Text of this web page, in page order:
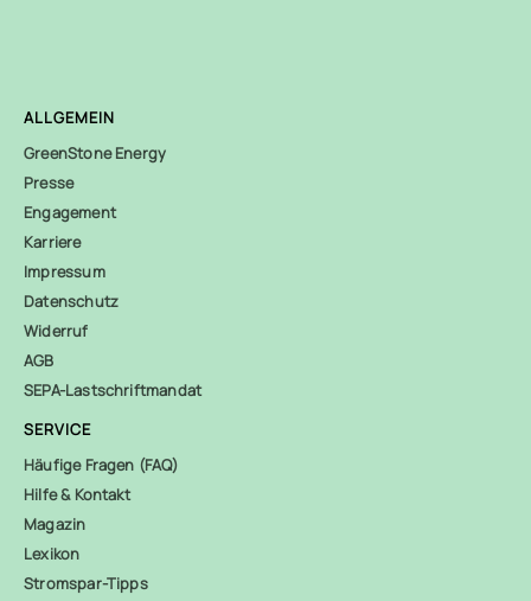
ALLGEMEIN
GreenStone Energy
Presse
Engagement
Karriere
Impressum
Datenschutz
Widerruf
AGB
SEPA-Lastschriftmandat
SERVICE
Häufige Fragen (FAQ)
Hilfe & Kontakt
Magazin
Lexikon
Stromspar-Tipps